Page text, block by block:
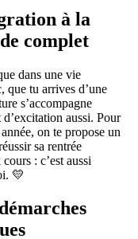
à la
complet
dans une vie
que tu arrives d’une
s’accompagne
aussi. Pour
on te propose un
sa rentrée
: c’est aussi
💛